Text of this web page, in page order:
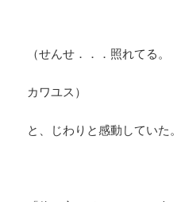
（せんせ．．．照れてる。
カワユス）
と、じわりと感動していた。